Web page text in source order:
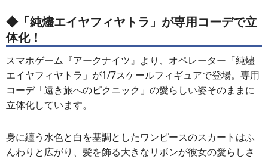
◆「純燼エイヤフィヤトラ」が専用コーデで立
体化！
スマホゲーム『アークナイツ』より、オペレーター「純燼
エイヤフィヤトラ」が1/7スケールフィギュアで登場。専用
コーデ「遠き旅へのピクニック」の愛らしい姿そのままに
立体化しています。
身に纏う水色と白を基調としたワンピースのスカートはふ
んわりと広がり、髪を飾る大きなリボンが彼女の愛らしさ